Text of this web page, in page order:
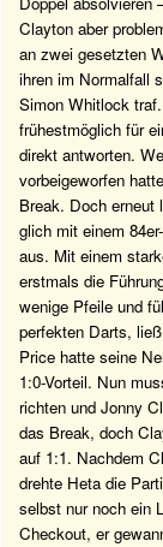
Clayton aber
an zwei gesetzten
ihren im Normalfall
Simon Whitlock
frühestmöglich für
direkt antworten.
vorbeigeworfen
Break. Doch
glich mit einem
aus. Mit einem
erstmals die
wenige Pfeile und
perfekten Darts,
Price hatte seine
1:0-Vorteil. Nun
richten und Jonny
das Break, doch
auf 1:1. Nachdem
drehte Heta die
selbst nur noch ein
Checkout, er